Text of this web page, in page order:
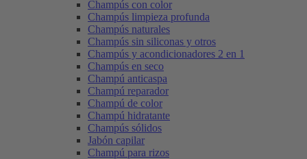
Champús con color
Champús limpieza profunda
Champús naturales
Champús sin siliconas y otros
Champús y acondicionadores 2 en 1
Champús en seco
Champú anticaspa
Champú reparador
Champú de color
Champú hidratante
Champús sólidos
Jabón capilar
Champú para rizos